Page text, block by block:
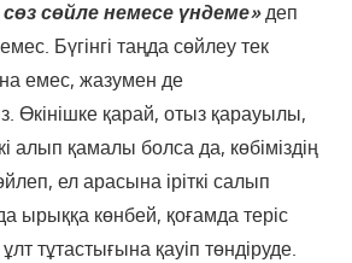
сөйле немесе үндеме»деп
Бүгінгі таңда сөйлеу тек
емес, жазумен де
Өкінішке қарай, отыз қарауылы,
алып қамалы болса да, көбіміздің
ел арасына іріткі салып
ырыққа көнбей, қоғамда теріс
тұтастығына қауіп төндіруде.